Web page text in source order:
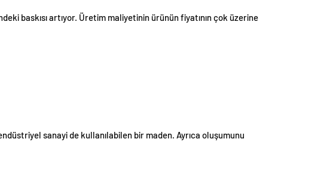
baskısı artıyor. Üretim maliyetinin ürünün fiyatının çok üzerine
sanayi de kullanılabilen bir maden. Ayrıca oluşumunu